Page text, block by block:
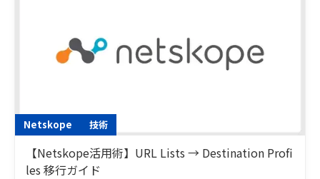
Netskope 技術
【Netskope活用術】URL Lists → Destination Profi
les 移行ガイド